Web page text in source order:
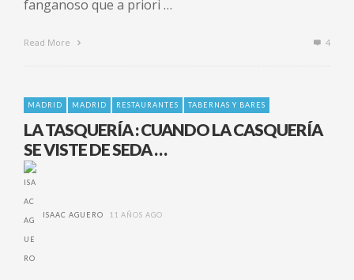
fanganoso que a priori …
Read More 4
MADRID MADRID RESTAURANTES TABERNAS Y BARES
LA TASQUERÍA : CUANDO LA CASQUERÍA
SE VISTE DE SEDA …
ISAAC AGUERO 11 AÑOS AGO